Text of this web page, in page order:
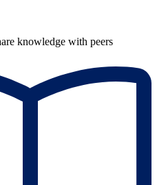
knowledge with peers